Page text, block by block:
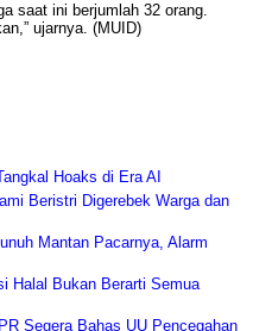
saat ini berjumlah 32 orang.
ujarnya. (MUID)
Hoaks di Era AI
Beristri Digerebek Warga dan
Mantan Pacarnya, Alarm
Halal Bukan Berarti Semua
Segera Bahas UU Pencegahan